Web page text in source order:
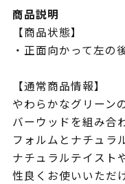
商品説明
【商品状態】
・正面向かって左の
【通常商品情報】
やわらかなグリーン
バーウッドを組み合
フォルムとナチュラ
ナチュラルテイスト
性良くお使いいただ